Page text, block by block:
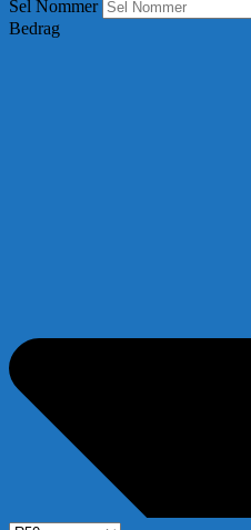
Sel Nommer
Bedrag